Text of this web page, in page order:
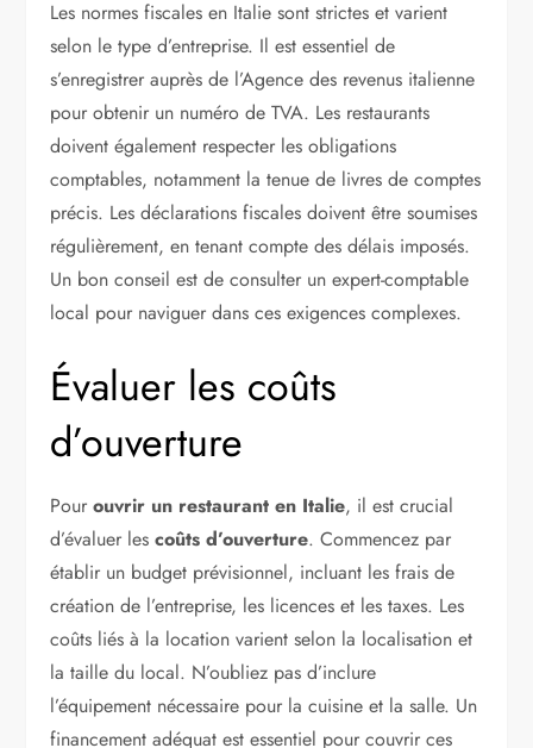
Les normes fiscales en Italie sont strictes et varient
selon le type d’entreprise. Il est essentiel de
s’enregistrer auprès de l’Agence des revenus italienne
pour obtenir un numéro de TVA. Les restaurants
doivent également respecter les obligations
comptables, notamment la tenue de livres de comptes
précis. Les déclarations fiscales doivent être soumises
régulièrement, en tenant compte des délais imposés.
Un bon conseil est de consulter un expert-comptable
local pour naviguer dans ces exigences complexes.
Évaluer les coûts
d’ouverture
Pourouvrir un restaurant en Italie, il est crucial
d’évaluer lescoûts d’ouverture. Commencez par
établir un budget prévisionnel, incluant les frais de
création de l’entreprise, les licences et les taxes. Les
coûts liés à la location varient selon la localisation et
la taille du local. N’oubliez pas d’inclure
l’équipement nécessaire pour la cuisine et la salle. Un
financement adéquat est essentiel pour couvrir ces